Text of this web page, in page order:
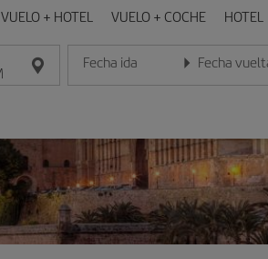
VUELO + HOTEL VUELO + COCHE HOTEL
Fecha ida
Introduce la fecha en formato día/
Fecha
Introduce la